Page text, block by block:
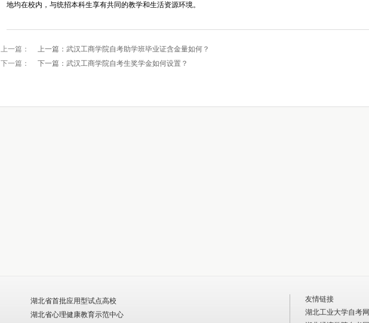
地均在校内，与统招本科生享有共同的教学和生活资源环境。
上一篇： 上一篇： 武汉工商学院自考助学班毕业证含金量如何？
下一篇：
下一篇： 武汉工商学院自考生奖学金如何设置？
湖北省首批应用型试点高校
湖北省心理健康教育示范中心
友情链接
湖北工业大学自考网